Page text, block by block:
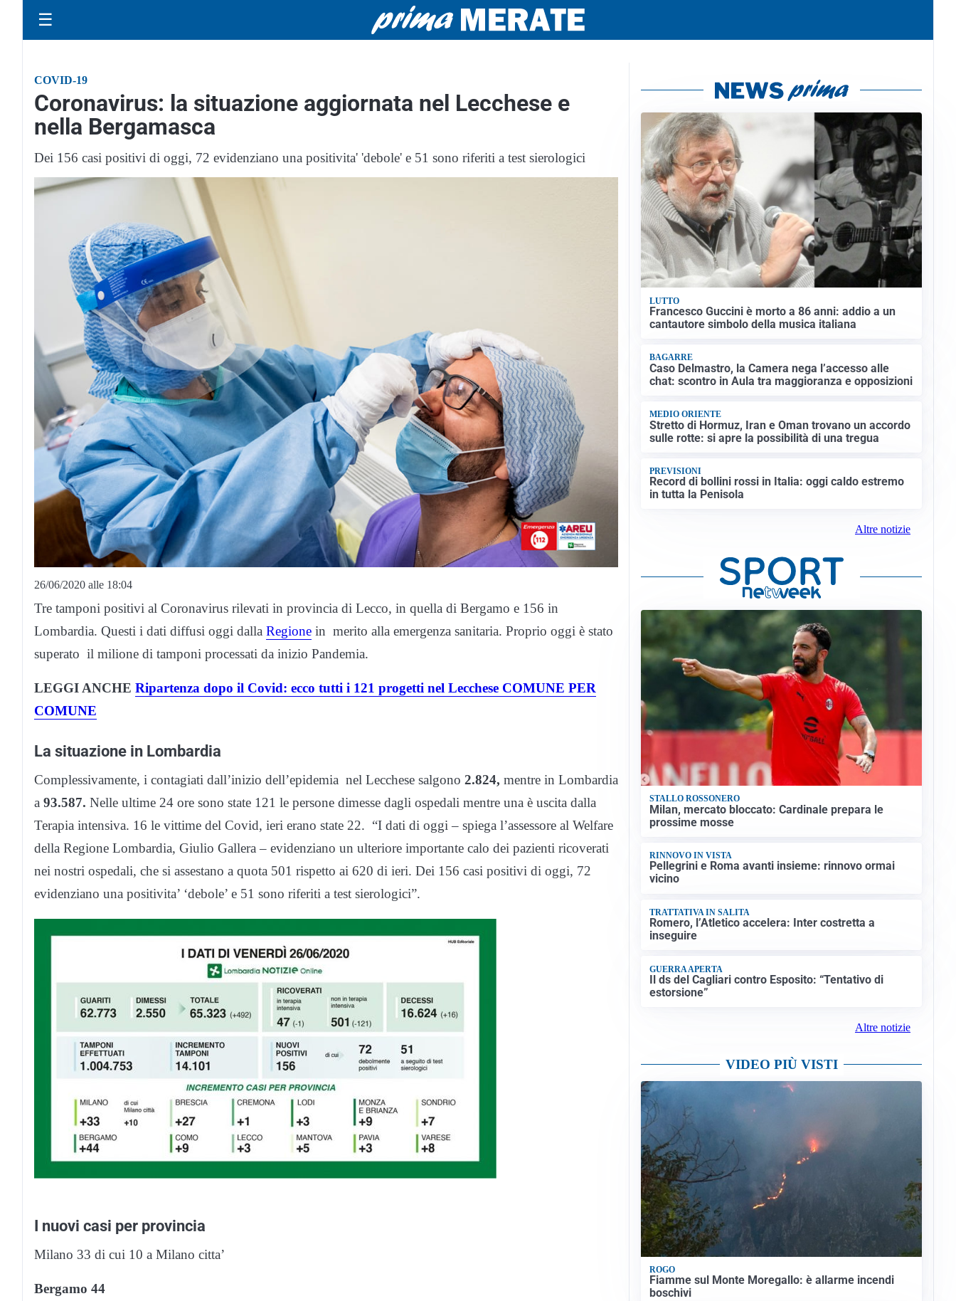
☰
COVID-19
Coronavirus: la situazione aggiornata nel Lecchese e
nella Bergamasca
Dei 156 casi positivi di oggi, 72 evidenziano una positivita' 'debole' e 51 sono riferiti a test sierologici
26/06/2020 alle 18:04
Tre tamponi positivi al Coronavirus rilevati in provincia di Lecco, in quella di Bergamo e 156 in
Lombardia. Questi i dati diffusi oggi dalla Regione in merito alla emergenza sanitaria. Proprio oggi è stato
superato il milione di tamponi processati da inizio Pandemia.
LEGGI ANCHE Ripartenza dopo il Covid: ecco tutti i 121 progetti nel Lecchese COMUNE PER
COMUNE
La situazione in Lombardia
Complessivamente, i contagiati dall’inizio dell’epidemia nel Lecchese salgono 2.824, mentre in Lombardia
a 93.587. Nelle ultime 24 ore sono state 121 le persone dimesse dagli ospedali mentre una è uscita dalla
Terapia intensiva. 16 le vittime del Covid, ieri erano state 22. “I dati di oggi – spiega l’assessore al Welfare
della Regione Lombardia, Giulio Gallera – evidenziano un ulteriore importante calo dei pazienti ricoverati
nei nostri ospedali, che si assestano a quota 501 rispetto ai 620 di ieri. Dei 156 casi positivi di oggi, 72
evidenziano una positivita’ ‘debole’ e 51 sono riferiti a test sierologici”.
I nuovi casi per provincia
Milano 33 di cui 10 a Milano citta’
Bergamo 44
LUTTO
Francesco Guccini è morto a 86 anni: addio a un
cantautore simbolo della musica italiana
BAGARRE
Caso Delmastro, la Camera nega l’accesso alle
chat: scontro in Aula tra maggioranza e opposizioni
MEDIO ORIENTE
Stretto di Hormuz, Iran e Oman trovano un accordo
sulle rotte: si apre la possibilità di una tregua
PREVISIONI
Record di bollini rossi in Italia: oggi caldo estremo
in tutta la Penisola
Altre notizie
STALLO ROSSONERO
Milan, mercato bloccato: Cardinale prepara le
prossime mosse
RINNOVO IN VISTA
Pellegrini e Roma avanti insieme: rinnovo ormai
vicino
TRATTATIVA IN SALITA
Romero, l’Atletico accelera: Inter costretta a
inseguire
GUERRA APERTA
Il ds del Cagliari contro Esposito: “Tentativo di
estorsione”
Altre notizie
VIDEO PIÙ VISTI
ROGO
Fiamme sul Monte Moregallo: è allarme incendi
boschivi